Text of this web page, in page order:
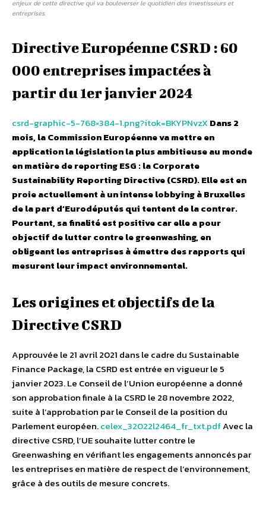
enjeux de cette directive qui va bouleverser le quotidien des investisseurs et
entreprises.
Directive Européenne CSRD : 60
000 entreprises impactées à
partir du 1er janvier 2024
csrd-graphic-5-768×384-1.png?itok=BKYPNvzXDans 2
mois, la Commission Européenne va mettre en
application la législation la plus ambitieuse au monde
en matière de reporting ESG : la Corporate
Sustainability Reporting Directive (CSRD). Elle est en
proie actuellement à un intense lobbying à Bruxelles
de la part d’Eurodéputés qui tentent de la contrer.
Pourtant, sa finalité est positive car elle a pour
objectif de lutter contre le greenwashing, en
obligeant les entreprises à émettre des rapports qui
mesurent leur impact environnemental.
Les origines et objectifs de la
Directive CSRD
Approuvée le 21 avril 2021 dans le cadre du Sustainable
Finance Package, la CSRD est entrée en vigueur le 5
janvier 2023. Le Conseil de l’Union européenne a donné
son approbation finale à la CSRD le 28 novembre 2022,
suite à l’approbation par le Conseil de la position du
Parlement européen.celex_32022l2464_fr_txt.pdfAvec la
directive CSRD, l’UE souhaite lutter contre le
Greenwashing en vérifiant les engagements annoncés par
les entreprises en matière de respect de l’environnement,
grâce à des outils de mesure concrets.